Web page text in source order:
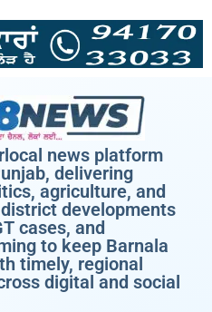
news platform
delivering
agriculture, and
developments
cases, and
to keep Barnala
timely, regional
digital and social